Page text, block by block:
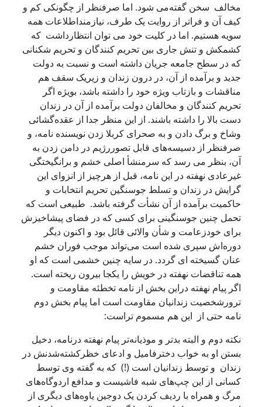
سخن گفته‌می شود. اما صرفنظر از چگونکی کم و
آن و فراتر از روایت یک طرف، نیازمنداطلاعات همه
هستیم. اما در کلیت خود می توان انتظارداشت که
و تنش جاری بین تحریم کنندگان و تحریم شکنانی
در سطح جامعه جریان داشته است و نسبت به دولت
و برآمده از آن، در درون زندان و زیریک سقف هم
و بازتاب ویژه خود را داشته باشد، بویژه اگر
کنندگان و مخالفان دولت برآمده از آن در زندان
بالا را داشته باشند. از این منظر جدا از عقده‌گشائی
و برگ دادن و به صحرای کربلا زدن نویسنده نامه، و
از دسیسه‌های قابل تصوررژیم در دامن زدن به
بنظر می رسد که سرمنشأ اصلی خشم و برانگیختگی
نهفته در این نامه، قبل از هرچیز از انزوای این
در زندان و تسلط جوسنگین تحریم انتخابات و
برآمده از آن نشأت گرفته باشد. طبیعی است که
چنین جوسنگینی برای کسی که در فضای پیشاخیزش
خودزعامت و شأن والائی قائل بود و اکنون دیگر
سپری شده است می‌تواند موجب فوران خشم
گسیخته ای گردد. در سایه چنین خشمی است که او
تناقضات نهفته در خویش را یکجا بیرون ریخته است.
پیام نهفته دراین بخش از نامه تخطئه مقاومت و
زندانیان مقاومت است اما پیام بخش دوم
حتی از این هم مسموم تراست:
دوم و البته بدتر و موذیانه‌تر پیام نهفته درنامه، دخیل
او به خواب دخترفامیل و ادعای خظرکشته‌شدنش در
و توسط زندانیان است (!) که به گفته وی توسط
از این چپ‌های شبه فاشیست و مدافع اردوگاه‌های
و همراه با ردیف کردن یک دوجین یاوه‌های دیگری از